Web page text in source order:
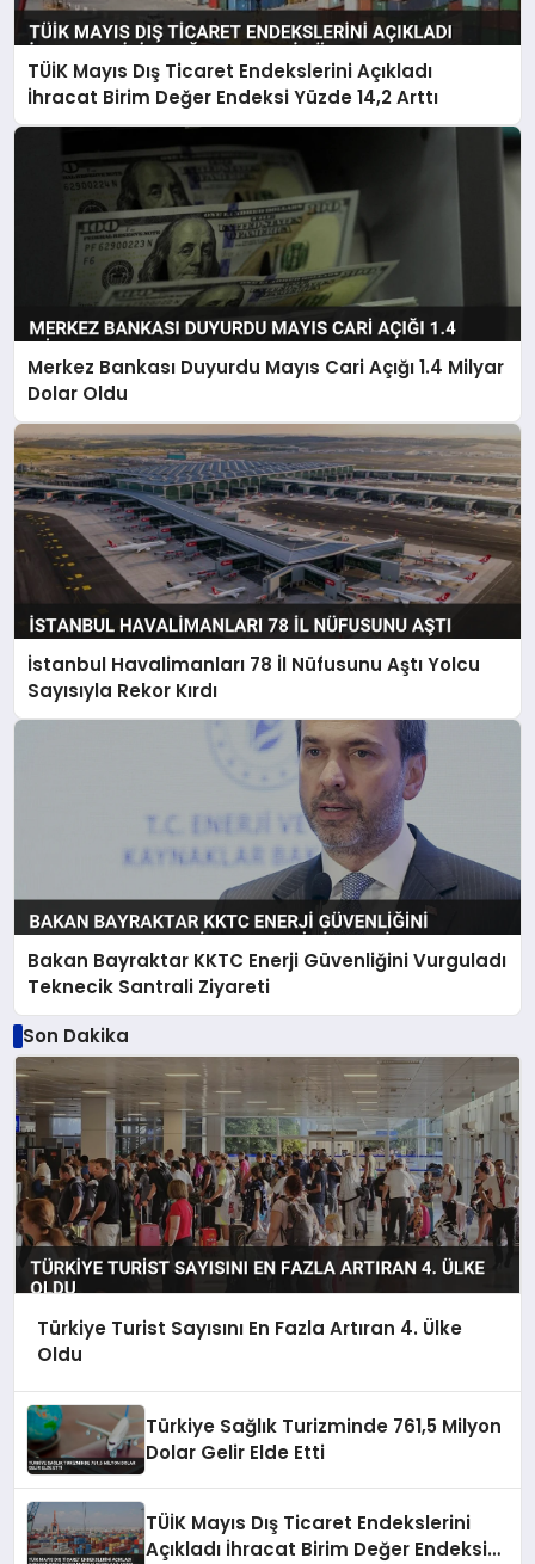
TÜİK Mayıs Dış Ticaret Endekslerini Açıkladı
İhracat Birim Değer Endeksi Yüzde 14,2 Arttı
Merkez Bankası Duyurdu Mayıs Cari Açığı 1.4 Milyar
Dolar Oldu
İstanbul Havalimanları 78 İl Nüfusunu Aştı Yolcu
Sayısıyla Rekor Kırdı
Bakan Bayraktar KKTC Enerji Güvenliğini Vurguladı
Teknecik Santrali Ziyareti
Son Dakika
Türkiye Turist Sayısını En Fazla Artıran 4. Ülke
Oldu
Türkiye Sağlık Turizminde 761,5 Milyon
Dolar Gelir Elde Etti
TÜİK Mayıs Dış Ticaret Endekslerini
Açıkladı İhracat Birim Değer Endeksi